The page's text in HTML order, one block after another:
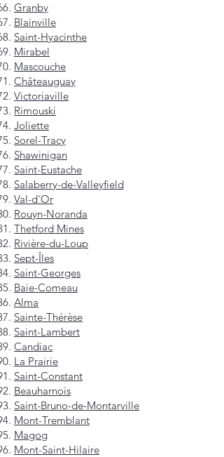
Granby
Blainville
Saint-Hyacinthe
Mirabel
Mascouche
Châteauguay
Victoriaville
Rimouski
Joliette
Sorel-Tracy
Shawinigan
Saint-Eustache
Salaberry-de-Valleyfield
Val-d'Or
Rouyn-Noranda
Thetford Mines
Rivière-du-Loup
Sept-Îles
Saint-Georges
Baie-Comeau
Alma
Sainte-Thérèse
Saint-Lambert
Candiac
La Prairie
Saint-Constant
Beauharnois
Saint-Bruno-de-Montarville
Mont-Tremblant
Magog
Mont-Saint-Hilaire